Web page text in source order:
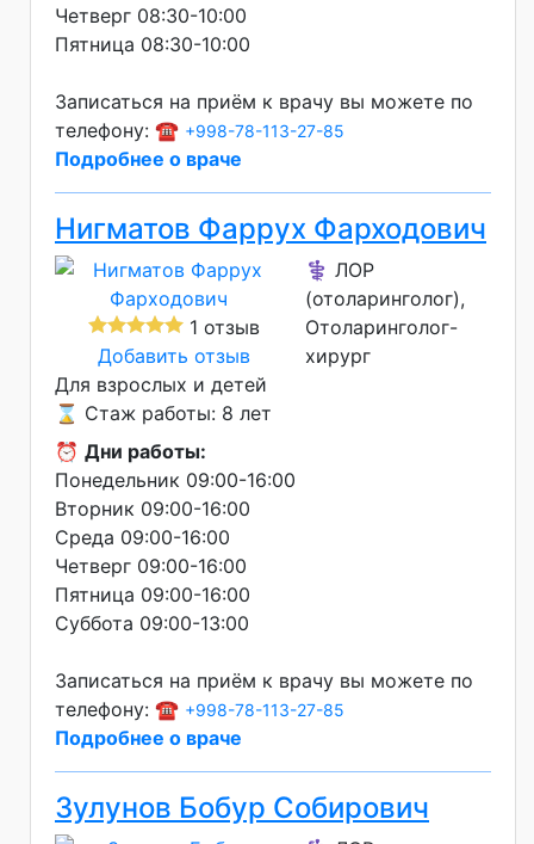
Четверг 08:30-10:00
Пятница 08:30-10:00
Записаться на приём к врачу вы можете по
телефону: ☎️ +998-78-113-27-85
Подробнее о враче
Нигматов Фаррух Фарходович
1 отзыв
Добавить отзыв
⚕️ ЛОР
(отоларинголог),
Отоларинголог-
хирург
Для взрослых и детей
⌛ Стаж работы: 8 лет
⏰ Дни работы:
Понедельник 09:00-16:00
Вторник 09:00-16:00
Среда 09:00-16:00
Четверг 09:00-16:00
Пятница 09:00-16:00
Суббота 09:00-13:00
Записаться на приём к врачу вы можете по
телефону: ☎️ +998-78-113-27-85
Подробнее о враче
Зулунов Бобур Собирович